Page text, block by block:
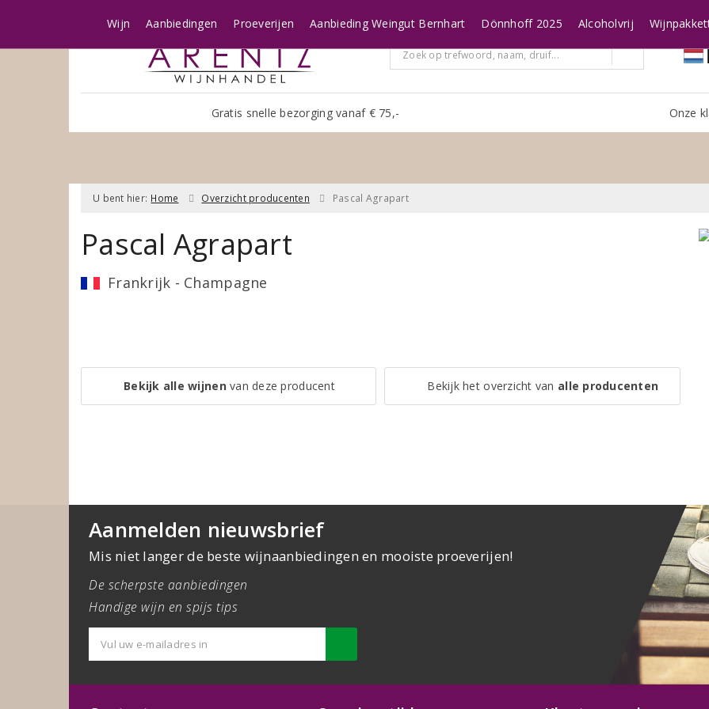
Gratis snelle bezorging vanaf € 75,- Onze
Wijn Aanbiedingen Proeverijen Aanbieding Weingut Bernhart Dönnhoff 2025 Alcoholvrij
U bent hier: Home Overzicht producenten Pascal Agrapart
Pascal Agrapart
Frankrijk - Champagne
Bekijk alle wijnenvan deze producent Bekijk het overzicht van alle producenten
Aanmelden nieuwsbrief
Mis niet langer de beste wijnaanbiedingen en mooiste proeverijen!
De scherpste aanbiedingen
Handige wijn en spijs tips